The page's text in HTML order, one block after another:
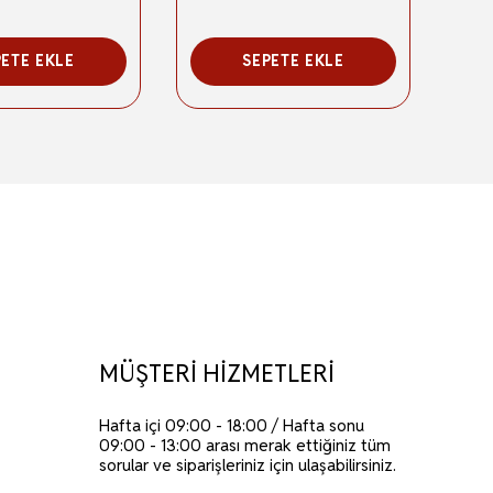
EKLE SEPETE EKLE
MÜŞTERİ HİZMETLERİ
Hafta içi 09:00 - 18:00 / Hafta sonu
09:00 - 13:00 arası merak ettiğiniz tüm
sorular ve siparişleriniz için ulaşabilirsiniz.